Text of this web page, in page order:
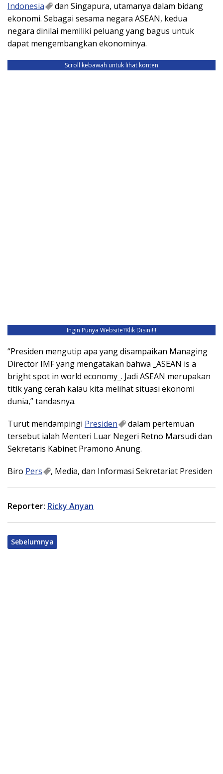
Indonesia
dan Singapura, utamanya dalam bidang
ekonomi. Sebagai sesama negara ASEAN, kedua
negara dinilai memiliki peluang yang bagus untuk
dapat mengembangkan ekonominya.
Scroll kebawah untuk lihat konten
Ingin Punya Website?Klik Disini!!!
“Presiden mengutip apa yang disampaikan Managing
Director IMF yang mengatakan bahwa _ASEAN is a
bright spot in world economy_. Jadi ASEAN merupakan
titik yang cerah kalau kita melihat situasi ekonomi
dunia,” tandasnya.
Turut mendampingi Presiden
dalam pertemuan
tersebut ialah Menteri Luar Negeri Retno Marsudi dan
Sekretaris Kabinet Pramono Anung.
Biro Pers , Media, dan Informasi Sekretariat Presiden
Reporter: Ricky Anyan
Sebelumnya